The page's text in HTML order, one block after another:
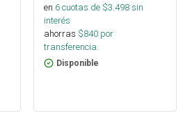
en 6cuotas de $3.498sin
interés
ahorras $840 por
transferencia.
Disponible